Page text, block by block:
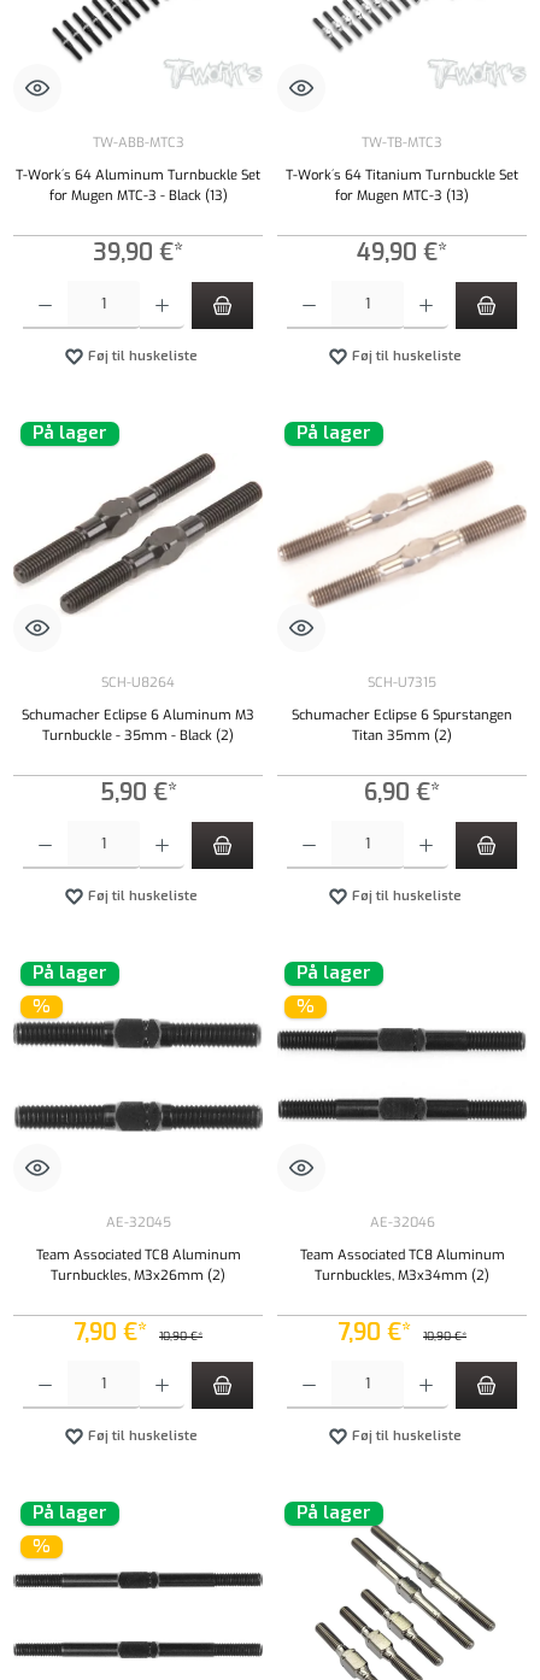
TW-ABB-MTC3
T-Work´s 64 Aluminum Turnbuckle Set
for Mugen MTC-3 - Black (13)
39,90 €*
Føj til huskeliste
TW-TB-MTC3
T-Work´s 64 Titanium Turnbuckle Set
for Mugen MTC-3 (13)
49,90 €*
Føj til huskeliste
På lager
SCH-U8264
Schumacher Eclipse 6 Aluminum M3
Turnbuckle - 35mm - Black (2)
5,90 €*
Føj til huskeliste
På lager
SCH-U7315
Schumacher Eclipse 6 Spurstangen
Titan 35mm (2)
6,90 €*
Føj til huskeliste
På lager
%
AE-32045
Team Associated TC8 Aluminum
Turnbuckles, M3x26mm (2)
7,90 €* 10,90 €*
Føj til huskeliste
På lager
%
AE-32046
Team Associated TC8 Aluminum
Turnbuckles, M3x34mm (2)
7,90 €* 10,90 €*
Føj til huskeliste
På lager
%
På lager